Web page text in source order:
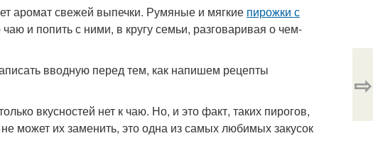
аромат свежей выпечки. Румяные и мягкие пирожки с
и попить с ними, в кругу семьи, разговаривая о чем-
вводную перед тем, как напишем рецепты
вкусностей нет к чаю. Но, и это факт, таких пирогов,
может их заменить, это одна из самых любимых закусок
⇨